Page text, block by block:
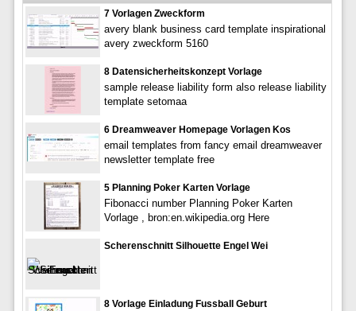
7 Vorlagen Zweckform
avery blank business card template inspirational
avery zweckform 5160
8 Datensicherheitskonzept Vorlage
sample release liability form also release liability
template setomaa
6 Dreamweaver Homepage Vorlagen Kos
email templates from fancy email dreamweaver
newsletter template free
5 Planning Poker Karten Vorlage
Fibonacci number Planning Poker Karten
Vorlage , bron:en.wikipedia.org Here
Scherenschnitt Silhouette Engel Wei
8 Vorlage Einladung Fussball Geburt